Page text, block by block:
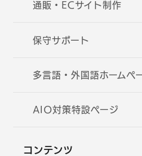
通販・ECサイト制作
保守サポート
多言語・外国語ホームペ
AIO対策特設ページ
コンテンツ